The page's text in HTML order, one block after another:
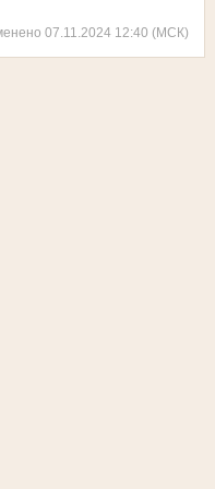
07.11.2024 12:40 (МСК)